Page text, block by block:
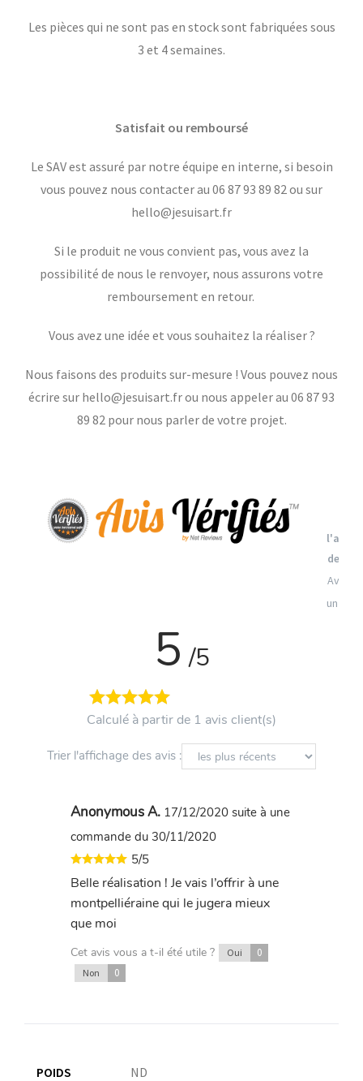
Les pièces qui ne sont pas en stock sont fabriquées sous
3 et 4 semaines.
Satisfait ou remboursé
Le SAV est assuré par notre équipe en interne, si besoin
vous pouvez nous contacter au 06 87 93 89 82 ou sur
hello@jesuisart.fr
Si le produit ne vous convient pas, vous avez la
possibilité de nous le renvoyer, nous assurons votre
remboursement en retour.
Vous avez une idée et vous souhaitez la réaliser ?
Nous faisons des produits sur-mesure ! Vous pouvez nous
écrire sur hello@jesuisart.fr ou nous appeler au 06 87 93
89 82 pour nous parler de votre projet.
de
Avis
un
5 /5
Calculé à partir de 1 avis client(s)
Trier l'affichage des avis :
Anonymous A. 17/12/2020 suite à une
commande du 30/11/2020
5/5
Belle réalisation ! Je vais l’offrir à une
montpelliéraine qui le jugera mieux
que moi
Cet avis vous a t-il été utile ? Oui 0
Non 0
POIDS
ND